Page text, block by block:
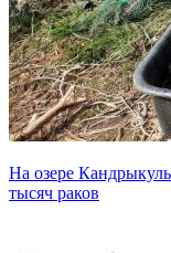
На озере
тысяч раков